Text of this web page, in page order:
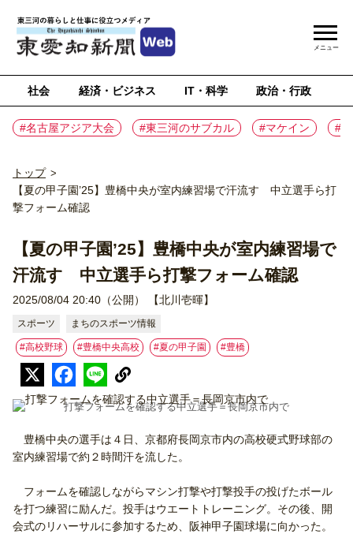
社会 経済・ビジネス IT・科学 政治・行政
#名古屋アジア大会 #東三河のサブカル #マケイン #
メニュー
トップ >
【夏の甲子園’25】豊橋中央が室内練習場で汗流す 中立選手ら打
撃フォーム確認
【夏の甲子園’25】豊橋中央が室内練習場で
汗流す 中立選手ら打撃フォーム確認
2025/08/04 20:40（公開） 【北川壱暉】
スポーツ まちのスポーツ情報
#高校野球 #豊橋中央高校 #夏の甲子園 #豊橋
打撃フォームを確認する中立選手＝長岡京市内で
豊橋中央の選手は４日、京都府長岡京市内の高校硬式野球部の
室内練習場で約２時間汗を流した。
フォームを確認しながらマシン打撃や打撃投手の投げたボール
を打つ練習に励んだ。投手はウエートトレーニング。その後、開
会式のリハーサルに参加するため、阪神甲子園球場に向かった。